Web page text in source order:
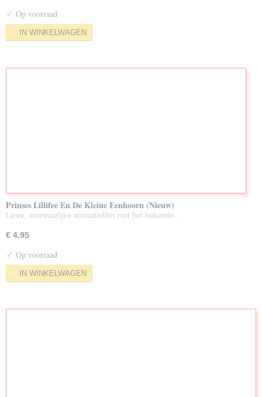
✓ Op voorraad
IN WINKELWAGEN
Prinses Lillifee En De Kleine Eenhoorn (Nieuw)
Lieve, avontuurlijke animatiefilm met het bekende…
€ 4,95
✓ Op voorraad
IN WINKELWAGEN